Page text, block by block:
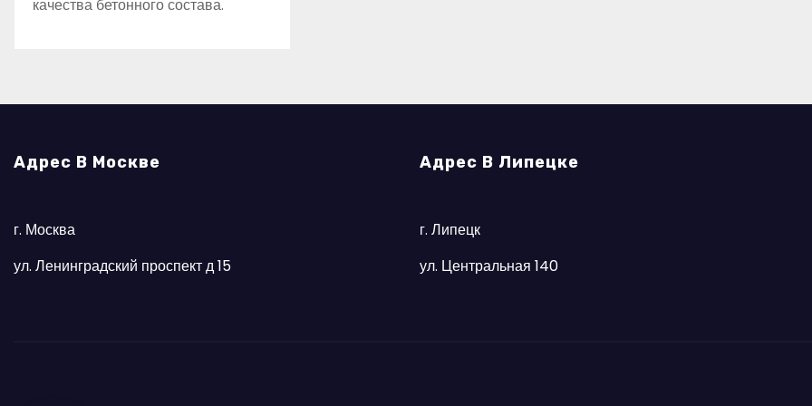
качества бетонного состава.
Адрес В Москве
г. Москва
ул. Ленинградский проспект д 15
Адрес В Липецке
г. Липецк
ул. Центральная 140